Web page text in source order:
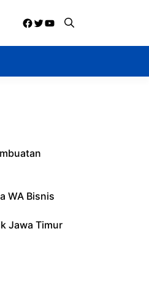
Facebook
Twitter
YouTube
WA Bisnis
Jawa Timur